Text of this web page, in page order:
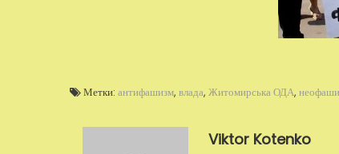
Метки: антифашизм, влада, Житомирська ОДА,
Viktor Kotenko